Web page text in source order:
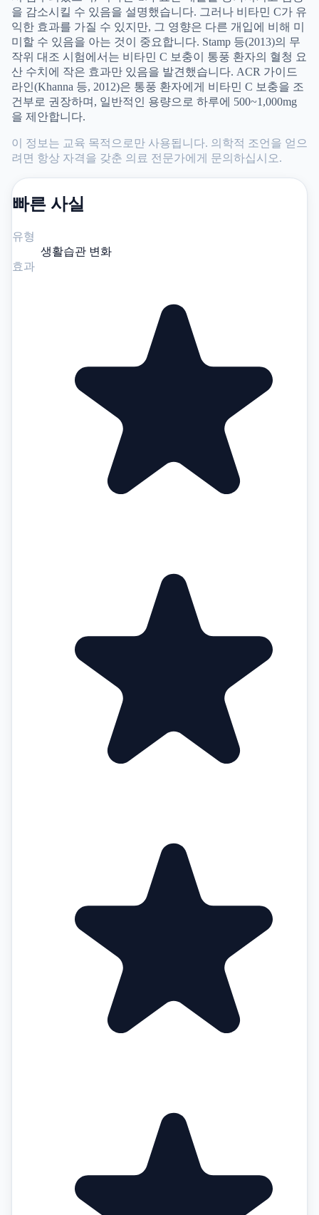
을 감소시킬 수 있음을 설명했습니다. 그러나 비타민 C가 유
익한 효과를 가질 수 있지만, 그 영향은 다른 개입에 비해 미
미할 수 있음을 아는 것이 중요합니다. Stamp 등(2013)의 무
작위 대조 시험에서는 비타민 C 보충이 통풍 환자의 혈청 요
산 수치에 작은 효과만 있음을 발견했습니다. ACR 가이드
라인(Khanna 등, 2012)은 통풍 환자에게 비타민 C 보충을 조
건부로 권장하며, 일반적인 용량으로 하루에 500~1,000mg
을 제안합니다.
이 정보는 교육 목적으로만 사용됩니다. 의학적 조언을 얻으
려면 항상 자격을 갖춘 의료 전문가에게 문의하십시오.
빠른 사실
유형
생활습관 변화
효과